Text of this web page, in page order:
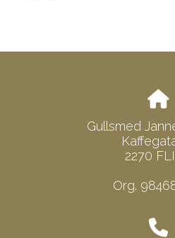
Gullsmed
2270
Org.